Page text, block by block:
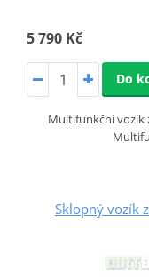
5 790 Kč
Do
Multifunkční vozík
Sklopný vozík